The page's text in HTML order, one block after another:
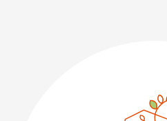
営業時間：月〜土